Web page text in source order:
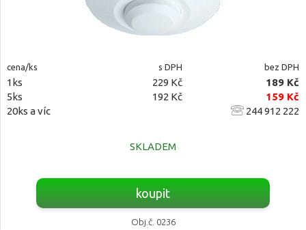
cena/ks s DPH bez DPH
1ks 229 Kč
189 Kč
5ks
192 Kč
159 Kč
20ks a víc
244 912 222
SKLADEM
koupit
Obj.č. 0236